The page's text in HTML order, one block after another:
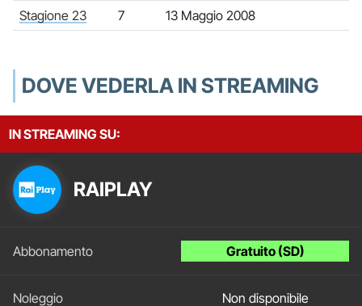
Stagione 23 7 13 Maggio 2008
DOVE VEDERLA IN STREAMING
IN STREAMING SU:
RAIPLAY
Gratuito (SD)
Non disponibile